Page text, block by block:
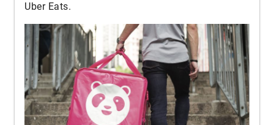
Uber Eats.